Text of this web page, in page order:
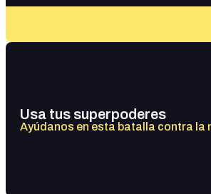
Usa tus superpoderes
Ayúdanos en esta batalla contra la